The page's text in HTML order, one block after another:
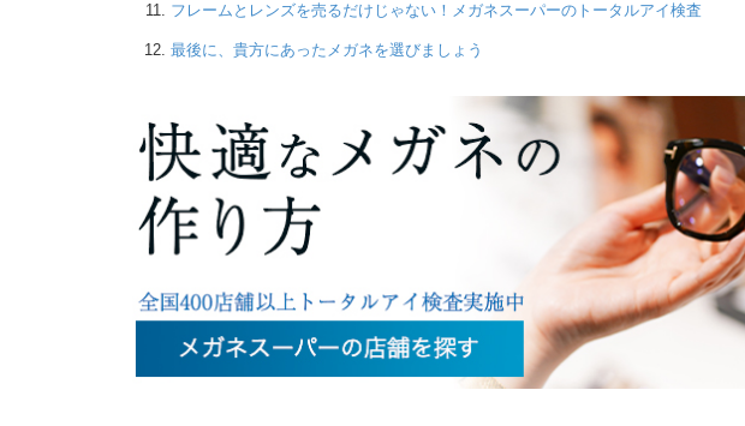
フレームとレンズを売るだけじゃない！メガネスーパーのトータルアイ検査
最後に、貴方にあったメガネを選びましょう